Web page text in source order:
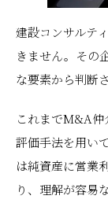
建設コンサルテ
きません。その
な要素から判断
これまでM&A仲
評価手法を用い
は純資産に営業
り、理解が容易